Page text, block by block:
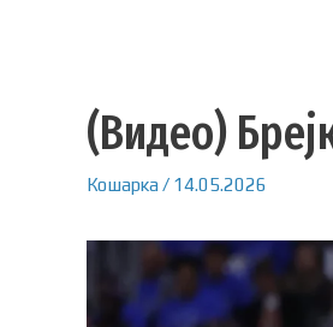
(Видео)
Кошарка / 14.05.2026